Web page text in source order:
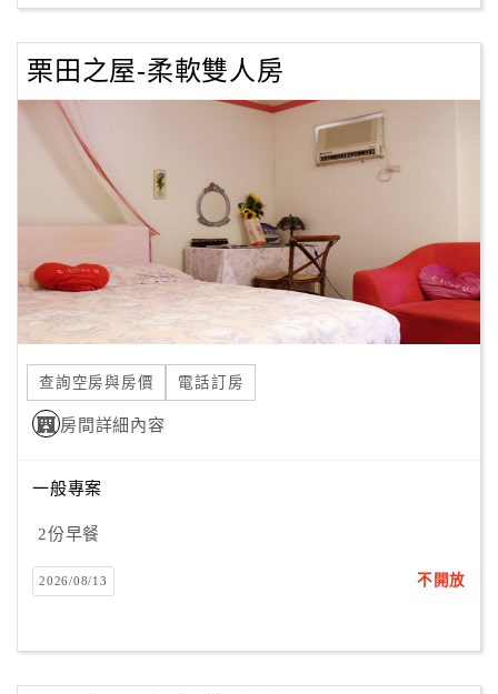
栗田之屋-柔軟雙人房
查詢空房與房價 電話訂房
房間詳細內容
一般專案
2份早餐
2026/08/13 不開放